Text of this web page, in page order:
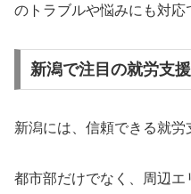
のトラブルや悩みにも対応
新潟で注目の就労支
新潟には、信頼できる就労
都市部だけでなく、周辺エ